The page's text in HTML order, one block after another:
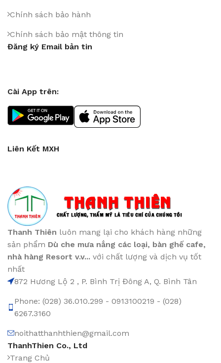
Chính sách bảo hành
Chính sách bảo mật thông tin
Đăng ký Email bản tin
Cài App trên:
Liên Kết MXH
Thanh Thiên luôn mang lại cho khách hàng những
sản phẩm Dù che mưa nắng các loại, bàn ghế cafe,
nhà hàng Resort v.v... với chất lượng và dịch vụ tốt
nhất
872 Hương Lộ 2 , P. Bình Trị Đông A, Q. Bình Tân
Phone: (028) 36.010.299 - 0913100219 - (028)
6267.3160
noithatthanhthien@gmail.com
ThanhThien Co., Ltd
Trang Chủ